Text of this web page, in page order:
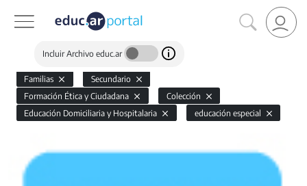
Incluir Archivo educ.ar
Familias
Secundario
Formación Ética y Ciudadana
Colección
Educación Domiciliaria y Hospitalaria
educación especial